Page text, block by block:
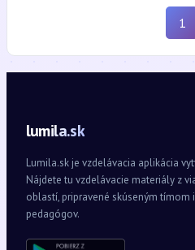
1
lumila.sk
Lumila.sk je vzdelávacia aplikácia
Nájdete tu vzdelávacie materiály z
oblastí, pripravené skúseným tímom
pedagógov.